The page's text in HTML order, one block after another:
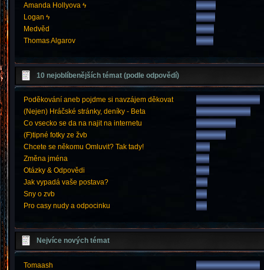
Amanda Hollyova ϟ
Logan ϟ
Medvěd
Thomas Algarov
10 nejoblíbenějších témat (podle odpovědí)
Poděkování aneb pojdme si navzájem děkovat
(Nejen) Hráčské stránky, deníky - Beta
Co vsecko se da na najit na internetu
(F)tipné fotky ze žvb
Chcete se někomu Omluvit? Tak tady!
Změna jména
Otázky & Odpovědi
Jak vypadá vaše postava?
Sny o zvb
Pro casy nudy a odpocinku
Nejvíce nových témat
Tomaash